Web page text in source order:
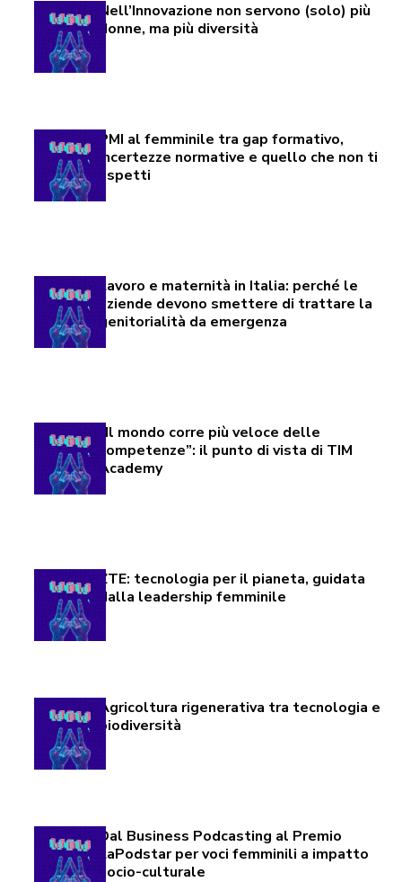
Nell’Innovazione non servono (solo) più
donne, ma più diversità
PMI al femminile tra gap formativo,
incertezze normative e quello che non ti
aspetti
Lavoro e maternità in Italia: perché le
aziende devono smettere di trattare la
genitorialità da emergenza
“Il mondo corre più veloce delle
competenze”: il punto di vista di TIM
Academy
ZTE: tecnologia per il pianeta, guidata
dalla leadership femminile
Agricoltura rigenerativa tra tecnologia e
biodiversità
Dal Business Podcasting al Premio
LaPodstar per voci femminili a impatto
socio-culturale